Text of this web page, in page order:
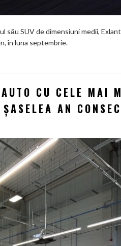
său SUV de dimensiuni medii,
în luna septembrie.
CU CELE MAI
AN